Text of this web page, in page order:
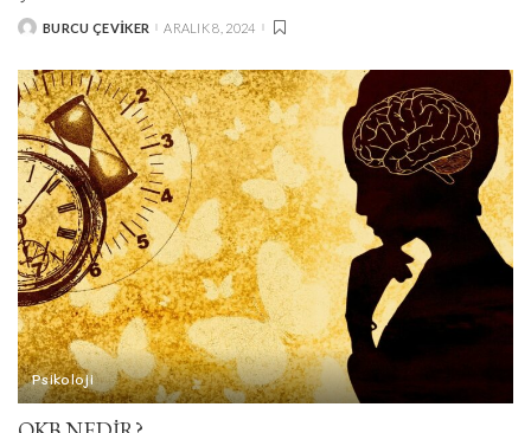
POSTED
BURCU ÇEVIKER ARALIK 8, 2024
Psikoloji